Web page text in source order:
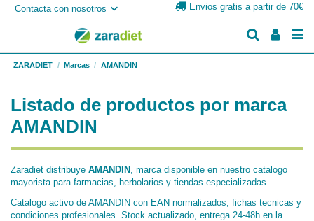
Contacta con nosotros Envios gratis a partir de 70€
ZARADIET Marcas AMANDIN
Listado de productos por marca
AMANDIN
Zaradiet distribuye AMANDIN , marca disponible en nuestro catalogo
mayorista para farmacias, herbolarios y tiendas especializadas.
Catalogo activo de AMANDIN con EAN normalizados, fichas tecnicas y
condiciones profesionales. Stock actualizado, entrega 24-48h en la